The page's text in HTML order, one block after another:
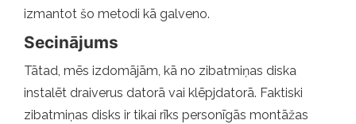
izmantot šo metodi kā galveno.
Secinājums
Tātad, mēs izdomājām, kā no zibatmiņas diska
instalēt draiverus datorā vai klēpjdatorā. Faktiski
zibatmiņas disks ir tikai rīks personīgās montāžas